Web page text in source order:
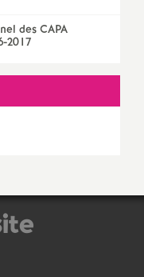
d
e
s
n
des CAPA
2017